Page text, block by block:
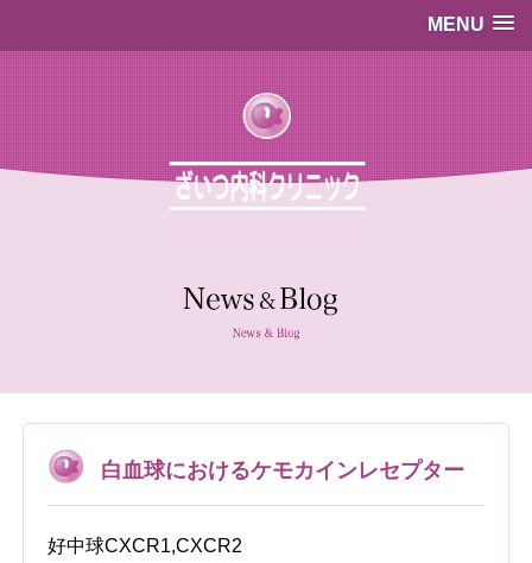
MENU
白血球におけるケモカインレセプター
好中球CXCR1,CXCR2